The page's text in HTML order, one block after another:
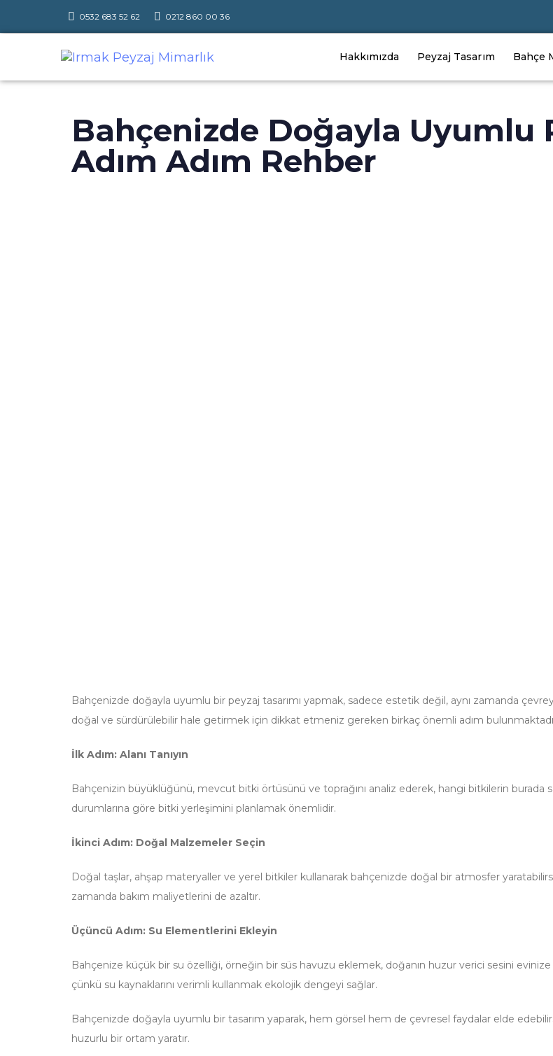
0532 683 52 62 0212 860 00 36
Hakkımızda Peyzaj Tasarım Bahçe
Bahçenizde Doğayla Uyumlu
Adım Adım Rehber
Bahçenizde doğayla uyumlu bir peyzaj tasarımı yapmak, sadece estetik değil, aynı zamanda
doğal ve sürdürülebilir hale getirmek için dikkat etmeniz gereken birkaç önemli adım
İlk Adım: Alanı Tanıyın
Bahçenizin büyüklüğünü, mevcut bitki örtüsünü ve toprağını analiz ederek, hangi bitkilerin burada
durumlarına göre bitki yerleşimini planlamak önemlidir.
İkinci Adım: Doğal Malzemeler Seçin
Doğal taşlar, ahşap materyaller ve yerel bitkiler kullanarak bahçenizde doğal bir atmosfer
zamanda bakım maliyetlerini de azaltır.
Üçüncü Adım: Su Elementlerini Ekleyin
Bahçenize küçük bir su özelliği, örneğin bir süs havuzu eklemek, doğanın huzur verici sesini evinize
çünkü su kaynaklarını verimli kullanmak ekolojik dengeyi sağlar.
Bahçenizde doğayla uyumlu bir tasarım yaparak, hem görsel hem de çevresel faydalar elde
huzurlu bir ortam yaratır.